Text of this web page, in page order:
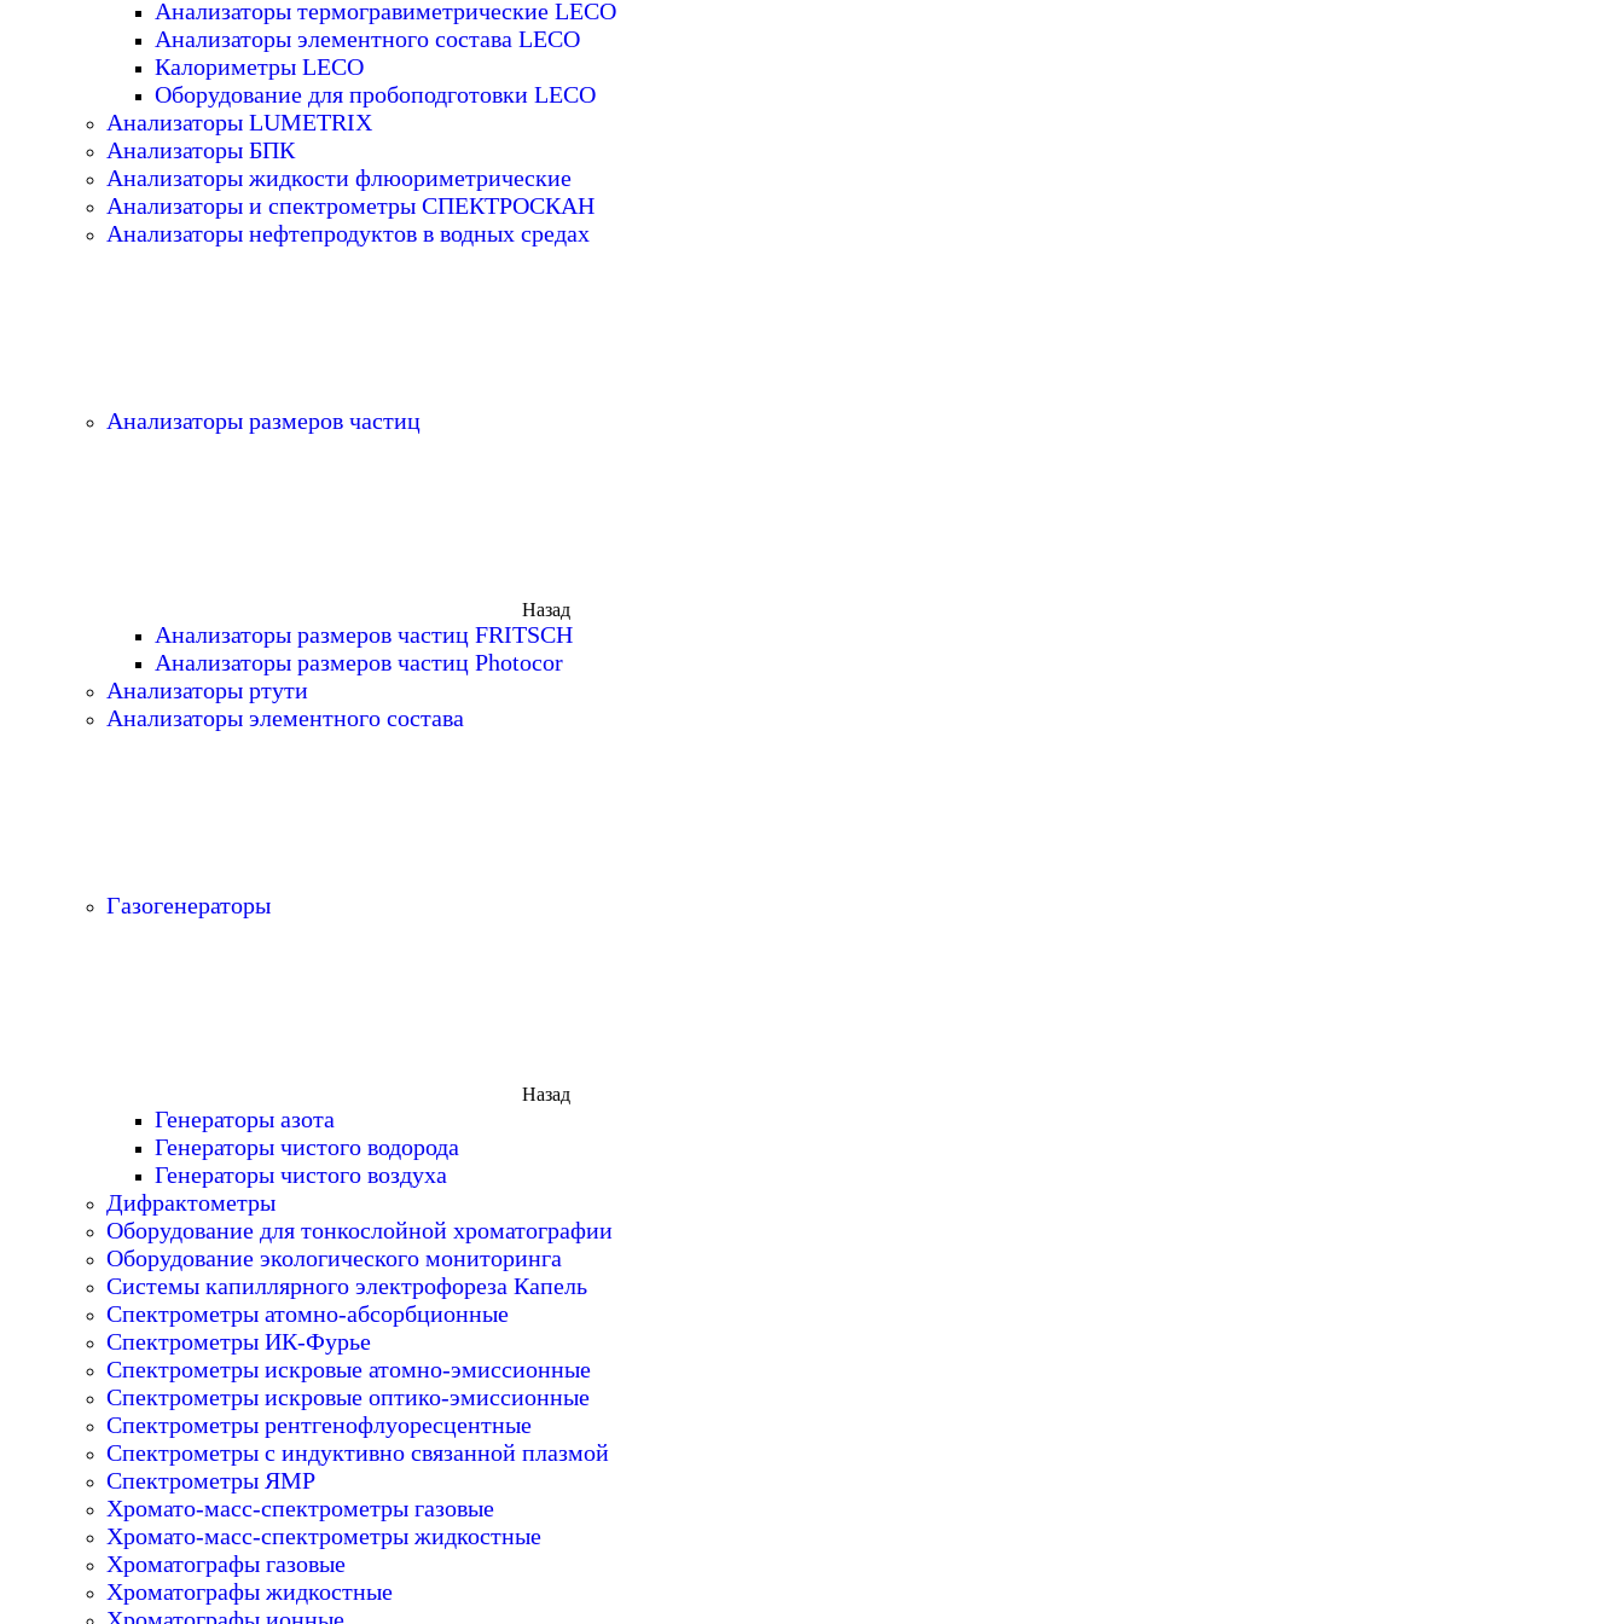
Анализаторы термогравиметрические LECO
Анализаторы элементного состава LECO
Калориметры LECO
Оборудование для пробоподготовки LECO
Анализаторы LUMETRIX
Анализаторы БПК
Анализаторы жидкости флюориметрические
Анализаторы и спектрометры СПЕКТРОСКАН
Анализаторы нефтепродуктов в водных средах
Анализаторы размеров частиц
Назад
Анализаторы размеров частиц FRITSCH
Анализаторы размеров частиц Photocor
Анализаторы ртути
Анализаторы элементного состава
Газогенераторы
Назад
Генераторы азота
Генераторы чистого водорода
Генераторы чистого воздуха
Дифрактометры
Оборудование для тонкослойной хроматографии
Оборудование экологического мониторинга
Системы капиллярного электрофореза Капель
Спектрометры атомно-абсорбционные
Спектрометры ИК-Фурье
Спектрометры искровые атомно-эмиссионные
Спектрометры искровые оптико-эмиссионные
Спектрометры рентгенофлуоресцентные
Спектрометры с индуктивно связанной плазмой
Спектрометры ЯМР
Хромато-масс-спектрометры газовые
Хромато-масс-спектрометры жидкостные
Хроматографы газовые
Хроматографы жидкостные